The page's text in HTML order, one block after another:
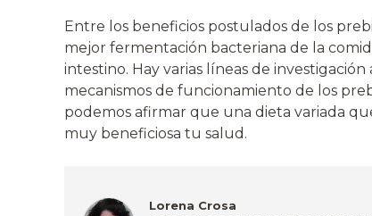
Entre los beneficios postulados de los
mejor fermentación bacteriana de la
intestino. Hay varias líneas de
mecanismos de funcionamiento de los
podemos afirmar que una dieta variada
muy beneficiosa tu salud.
Lorena Crosa